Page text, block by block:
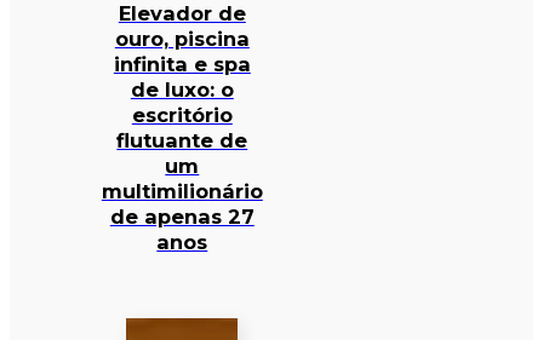
Elevador de
ouro, piscina
infinita e spa
de luxo: o
escritório
flutuante de
um
multimilionário
de apenas 27
anos